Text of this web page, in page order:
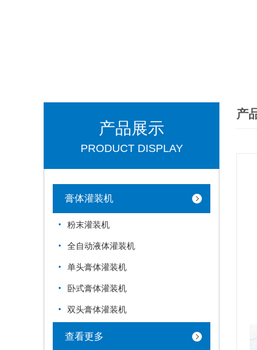
产品展示
PRODUCT DISPLAY
膏体灌装机
粉末灌装机
全自动液体灌装机
单头膏体灌装机
卧式膏体灌装机
双头膏体灌装机
查看更多
产